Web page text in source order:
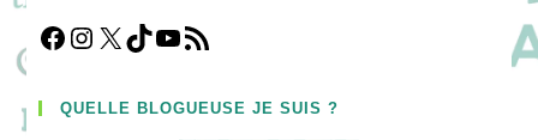
Facebook
Instagram
X TikTokYouTube
Flux RSS
QUELLE BLOGUEUSE JE SUIS ?